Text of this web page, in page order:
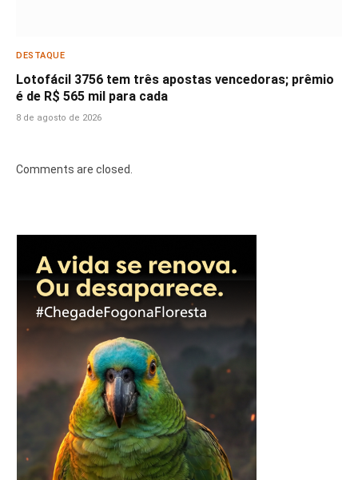
DESTAQUE
Lotofácil 3756 tem três apostas vencedoras; prêmio
é de R$ 565 mil para cada
8 de agosto de 2026
Comments are closed.